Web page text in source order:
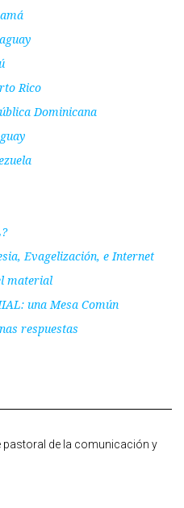
Rico
Dominicana
Evagelización, e Internet
material
una Mesa Común
respuestas
pastoral de la comunicación y